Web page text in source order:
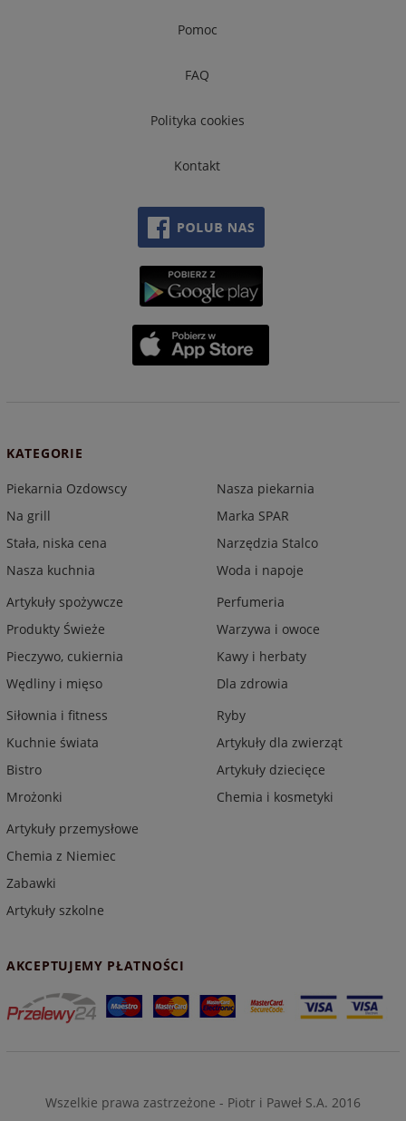
Pomoc
FAQ
Polityka cookies
Kontakt
KATEGORIE
Piekarnia Ozdowscy
Na grill
Stała, niska cena
Nasza kuchnia
Nasza piekarnia
Marka SPAR
Narzędzia Stalco
Woda i napoje
Artykuły spożywcze
Produkty Świeże
Pieczywo, cukiernia
Wędliny i mięso
Perfumeria
Warzywa i owoce
Kawy i herbaty
Dla zdrowia
Siłownia i fitness
Kuchnie świata
Bistro
Mrożonki
Ryby
Artykuły dla zwierząt
Artykuły dziecięce
Chemia i kosmetyki
Artykuły przemysłowe
Chemia z Niemiec
Zabawki
Artykuły szkolne
AKCEPTUJEMY PŁATNOŚCI
Wszelkie prawa zastrzeżone - Piotr i Paweł S.A. 2016